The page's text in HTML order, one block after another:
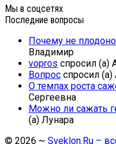
Мы в соцсетях
Последние вопросы
Почему не
Владимир
vopros спросил (а)
Вопрос спросил (а)
О темпах роста
Сергеевна
Можно ли сажать
(а) Лунара
© 2026 ~ Sveklon.Ru –